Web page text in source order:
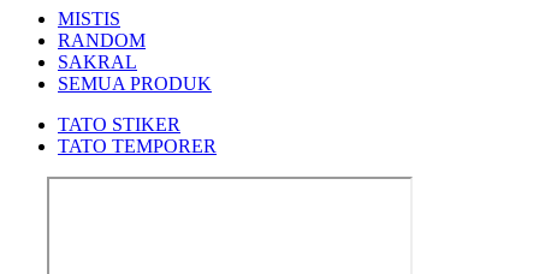
MISTIS
RANDOM
SAKRAL
SEMUA PRODUK
TATO STIKER
TATO TEMPORER